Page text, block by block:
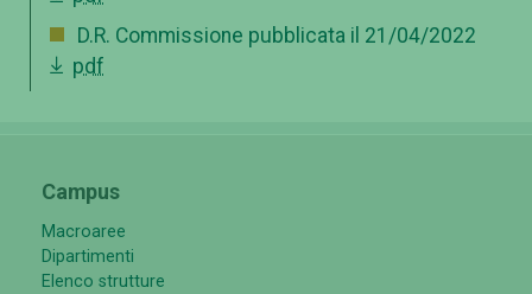
D.R. Commissione pubblicata il 21/04/2022
pdf
Campus
Macroaree
Dipartimenti
Elenco strutture